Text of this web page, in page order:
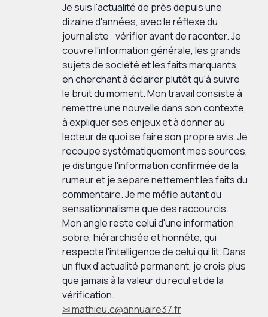
Je suis l'actualité de près depuis une
dizaine d'années, avec le réflexe du
journaliste : vérifier avant de raconter. Je
couvre l'information générale, les grands
sujets de société et les faits marquants,
en cherchant à éclairer plutôt qu'à suivre
le bruit du moment. Mon travail consiste à
remettre une nouvelle dans son contexte,
à expliquer ses enjeux et à donner au
lecteur de quoi se faire son propre avis. Je
recoupe systématiquement mes sources,
je distingue l'information confirmée de la
rumeur et je sépare nettement les faits du
commentaire. Je me méfie autant du
sensationnalisme que des raccourcis.
Mon angle reste celui d'une information
sobre, hiérarchisée et honnête, qui
respecte l'intelligence de celui qui lit. Dans
un flux d'actualité permanent, je crois plus
que jamais à la valeur du recul et de la
vérification.
✉ mathieu.c@annuaire37.fr